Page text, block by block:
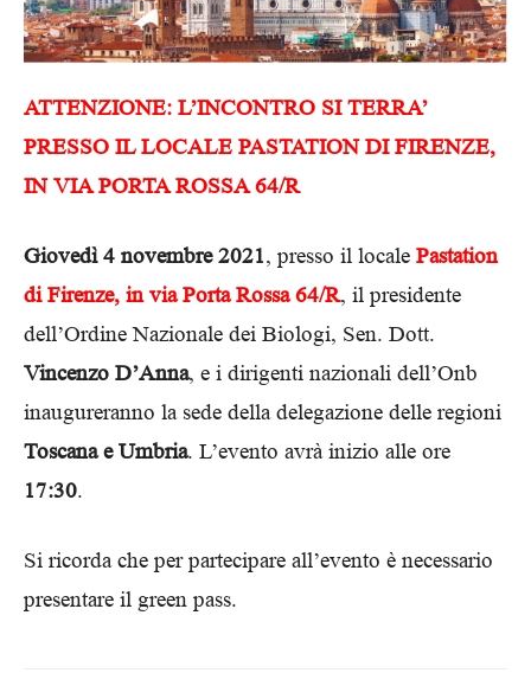
ATTENZIONE: L’INCONTRO SI TERRA’
PRESSO IL LOCALE PASTATION DI FIRENZE,
IN VIA PORTA ROSSA 64/R
Giovedì 4 novembre 2021, presso il locale Pastation
di Firenze, in via Porta Rossa 64/R, il presidente
dell’Ordine Nazionale dei Biologi, Sen. Dott.
Vincenzo D’Anna, e i dirigenti nazionali dell’Onb
inaugureranno la sede della delegazione delle regioni
Toscana e Umbria. L’evento avrà inizio alle ore
17:30.
Si ricorda che per partecipare all’evento è necessario
presentare il green pass.